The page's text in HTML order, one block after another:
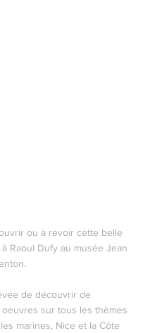
ou à revoir cette belle
Raoul Dufy au musée Jean
de découvrir de
sur tous les thèmes
marines, Nice et la Côte